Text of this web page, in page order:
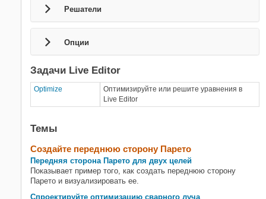
множественный поиск начальной
Прямой поиск
Генетический алгоритм
Рой частицы
Суррогатная оптимизация
Симулированный отжиг
Многоцелевая оптимизация
Решатели
Опции
Задачи Live Editor
Optimize
Оптимизируйте или решите уравнения в
Live Editor
Темы
Создайте переднюю сторону Парето
Передняя сторона Парето для двух целей
Показывает пример того, как создать переднюю сторону
Парето и визуализировать ее.
Спроектируйте оптимизацию сварного луча